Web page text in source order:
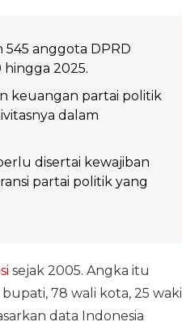
545 anggota DPRD
2025.
keuangan partai politik
dalam
disertai kewajiban
partai politik yang
sejak 2005. Angka itu
78 wali kota, 25 wakil
data Indonesia